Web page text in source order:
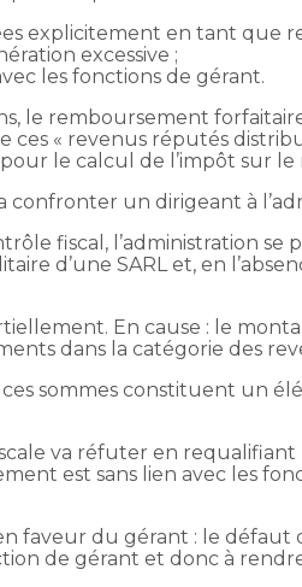
explicitement en tant que
excessive ;
les fonctions de gérant.
le remboursement
ces « revenus réputés
le calcul de l’impôt sur
confronter un dirigeant à
fiscal, l’administration
d’une SARL et, en
En cause : le
dans la catégorie des
sommes constituent un
va réfuter en
est sans lien avec les
faveur du gérant : le
de gérant et donc à